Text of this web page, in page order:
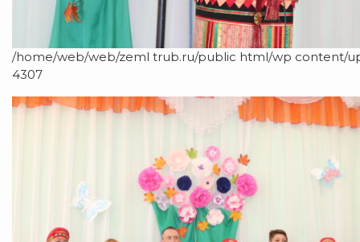
/home/web/web/zeml trub.ru/public html/wp content/
4307